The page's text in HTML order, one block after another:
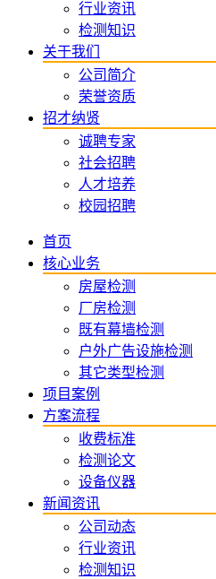
行业资讯
检测知识
关于我们
公司简介
荣誉资质
招才纳贤
诚聘专家
社会招聘
人才培养
校园招聘
首页
核心业务
房屋检测
厂房检测
既有幕墙检测
户外广告设施检测
其它类型检测
项目案例
方案流程
收费标准
检测论文
设备仪器
新闻资讯
公司动态
行业资讯
检测知识